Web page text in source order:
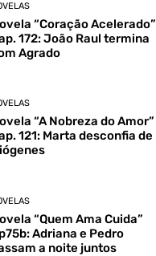
“Coração Acelerado”
172: João Raul termina
Agrado
“A Nobreza do Amor”
121: Marta desconfia de
“Quem Ama Cuida”
Adriana e Pedro
a noite juntos